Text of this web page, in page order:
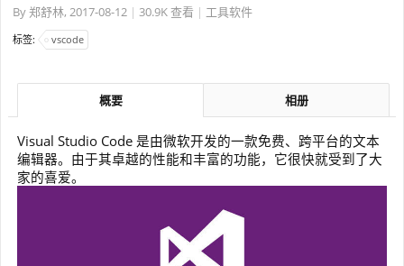
By郑舒林, 2017-08-12 | 30.9K 查看 | 工具软件
标签: vscode
概要 相册
Visual Studio Code 是由微软开发的一款免费、跨平台的文本
编辑器。由于其卓越的性能和丰富的功能，它很快就受到了大
家的喜爱。